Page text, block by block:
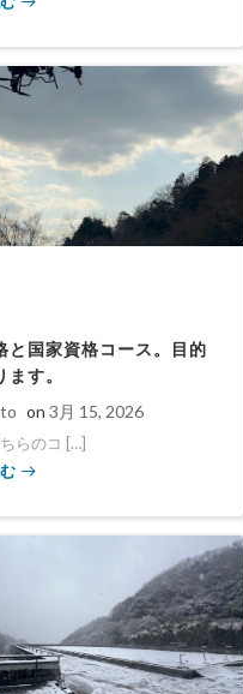
と国家資格コース。目的
す。
on 3月 15, 2026
らのコ […]